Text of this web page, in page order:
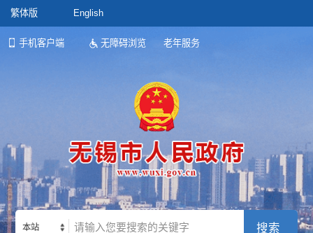
繁体版 English
手机客户端 无障碍浏览 老年服务
本站